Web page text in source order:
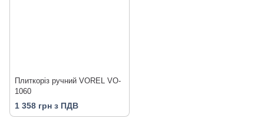
Плиткоріз ручний VOREL VO-
1060
1 358 грн з ПДВ